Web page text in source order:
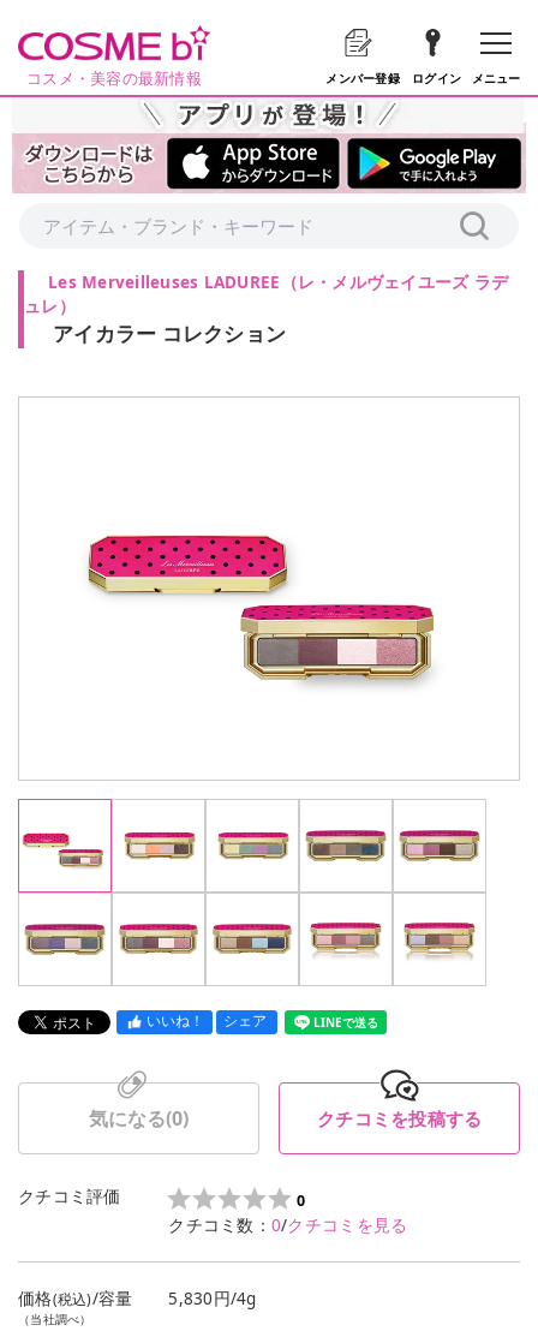
コスメ・美容の最新情報 メンバー登録 ログイン メニュー
Les Merveilleuses LADUREE （レ・メルヴェイユーズ ラデ
ュレ ）
アイカラー コレクション
いいね！ シェア LINEで送る
気になる(0) クチコミを投稿する
クチコミ評価 0
クチコミ数： 0/クチコミを見る
価格(税込)/容量
（当社調べ）
5,830円/4g